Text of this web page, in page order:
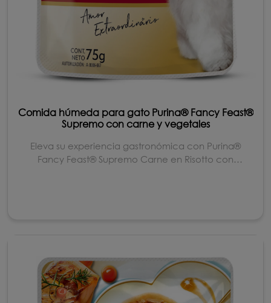
Comida húmeda para gato Purina® Fancy Feast®
Supremo con carne y vegetales
Eleva su experiencia gastronómica con Purina®
Fancy Feast® Supremo Carne en Risotto con